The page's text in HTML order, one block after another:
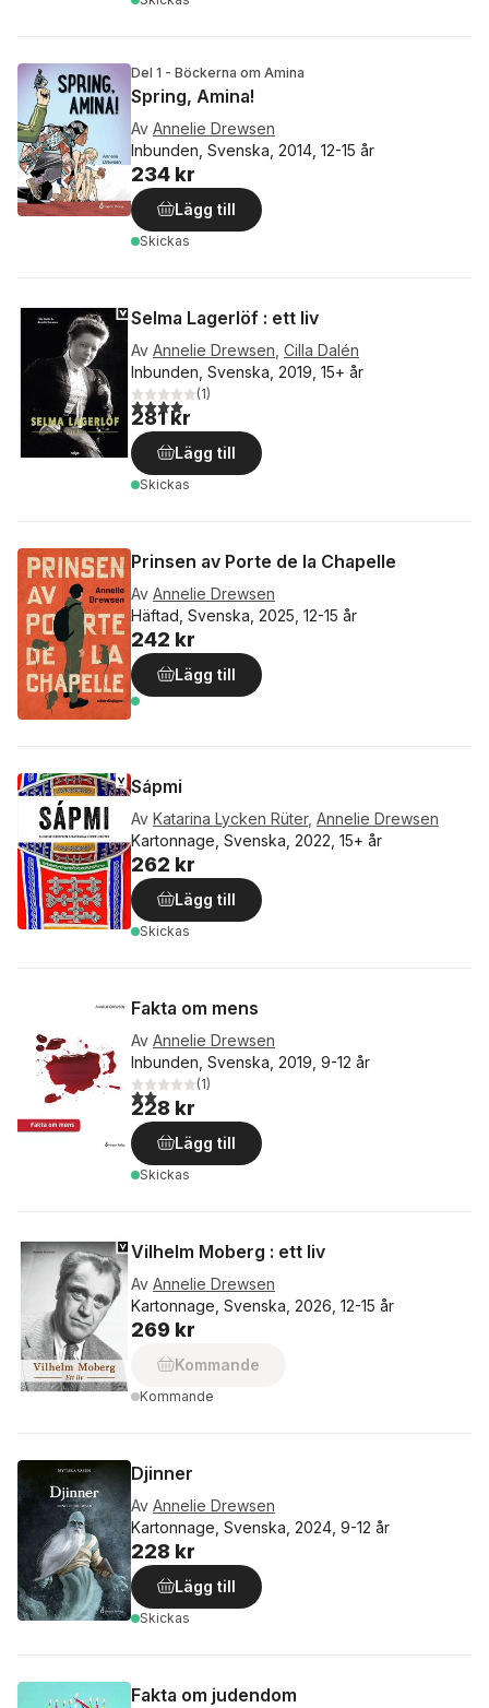
Del 1 - Böckerna om Amina
Spring, Amina!
Av Annelie Drewsen
Inbunden, Svenska, 2014, 12-15 år
234 kr
Lägg till
Skickas
Selma Lagerlöf : ett liv
Av Annelie Drewsen Cilla Dalén
Inbunden, Svenska, 2019, 15+ år
4,0utav 5 stjärnor. Totalt antal röster:
(1)
281 kr
Lägg till
Skickas
Prinsen av Porte de la Chapelle
Av Annelie Drewsen
Häftad, Svenska, 2025, 12-15 år
242 kr
Lägg till
Sápmi
Av Katarina Lycken Rüter, Annelie Drewsen
Kartonnage, Svenska, 2022, 15+ år
262 kr
Lägg till
Skickas
Fakta om mens
Av Annelie Drewsen
Inbunden, Svenska, 2019, 9-12 år
2,0utav 5 stjärnor. Totalt antal röster:
(1)
228 kr
Lägg till
Skickas
Vilhelm Moberg : ett liv
Av Annelie Drewsen
Kartonnage, Svenska, 2026, 12-15 år
269 kr
Kommande
Kommande
Djinner
Av Annelie Drewsen
Kartonnage, Svenska, 2024, 9-12 år
228 kr
Lägg till
Skickas
Fakta om judendom